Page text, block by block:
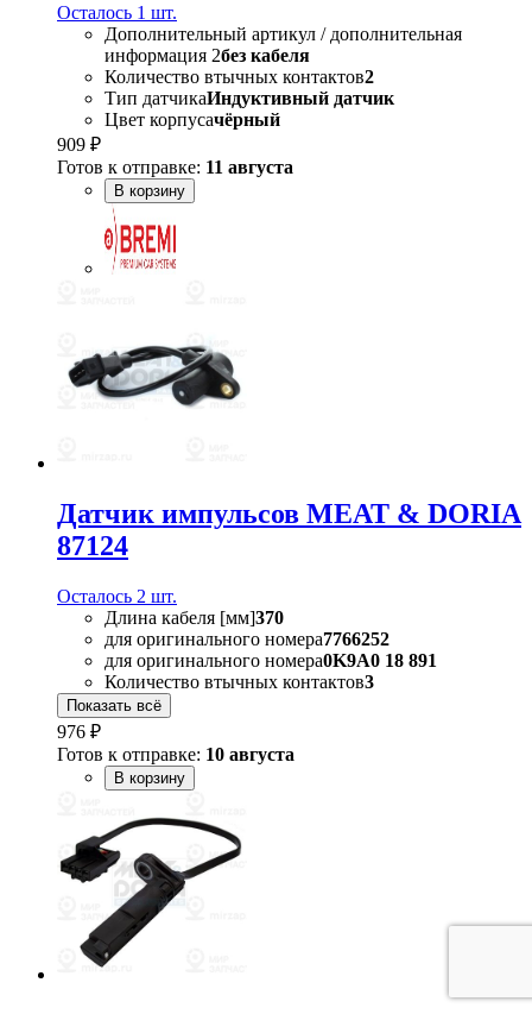
Осталось 1 шт.
Дополнительный артикул / дополнительная
информация 2без кабеля
Количество втычных контактов2
Тип датчикаИндуктивный датчик
Цвет корпусачёрный
909 ₽
Готов к отправке: 11 августа
В корзину
Датчик импульсов MEAT & DORIA
87124
Осталось 2 шт.
Длина кабеля [мм]370
для оригинального номера7766252
для оригинального номера0K9A0 18 891
Количество втычных контактов3
Показать всё
976 ₽
Готов к отправке: 10 августа
В корзину